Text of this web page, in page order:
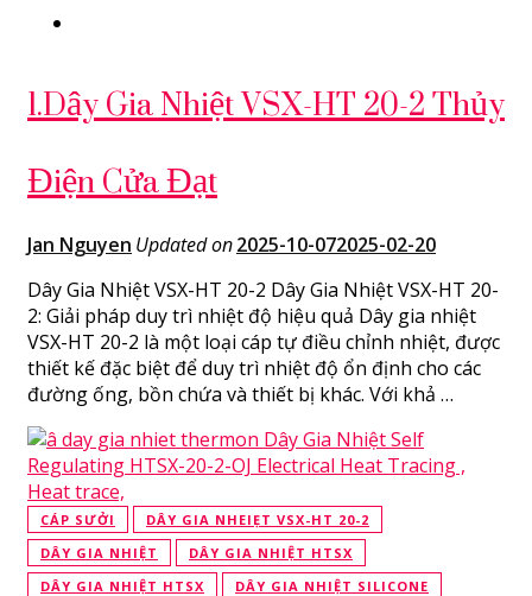
1.Dây Gia Nhiệt VSX-HT 20-2 Thủy
Điện Cửa Đạt
Jan Nguyen Updated on2025-10-072025-02-20
Dây Gia Nhiệt VSX-HT 20-2 Dây Gia Nhiệt VSX-HT 20-
2: Giải pháp duy trì nhiệt độ hiệu quả Dây gia nhiệt
VSX-HT 20-2 là một loại cáp tự điều chỉnh nhiệt, được
thiết kế đặc biệt để duy trì nhiệt độ ổn định cho các
đường ống, bồn chứa và thiết bị khác. Với khả …
CÁP SƯỞI
DÂY GIA NHEIẸT VSX-HT 20-2
DÂY GIA NHIỆT
DÂY GIA NHIỆT HTSX
DÂY GIA NHIỆT HTSX
DÂY GIA NHIỆT SILICONE